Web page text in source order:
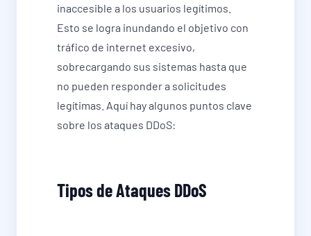
inaccesible a los usuarios legítimos.
Esto se logra inundando el objetivo con
tráfico de internet excesivo,
sobrecargando sus sistemas hasta que
no pueden responder a solicitudes
legítimas. Aquí hay algunos puntos clave
sobre los ataques DDoS:
Tipos de Ataques DDoS